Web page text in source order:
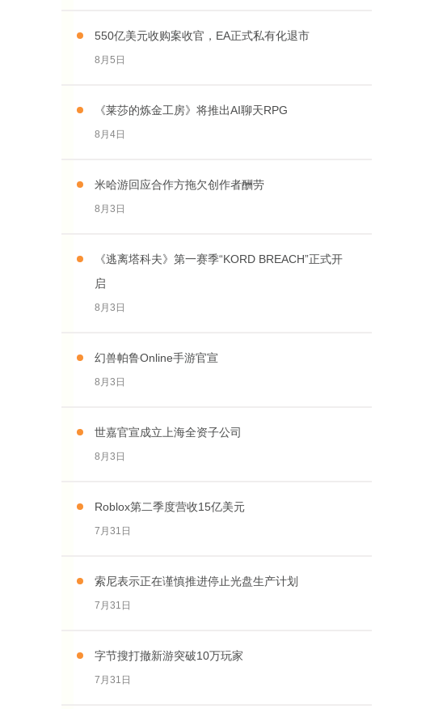
550亿美元收购案收官，EA正式私有化退市
8月5日
《莱莎的炼金工房》将推出AI聊天RPG
8月4日
米哈游回应合作方拖欠创作者酬劳
8月3日
《逃离塔科夫》第一赛季“KORD BREACH”正式开
启
8月3日
幻兽帕鲁Online手游官宣
8月3日
世嘉官宣成立上海全资子公司
8月3日
Roblox第二季度营收15亿美元
7月31日
索尼表示正在谨慎推进停止光盘生产计划
7月31日
字节搜打撤新游突破10万玩家
7月31日